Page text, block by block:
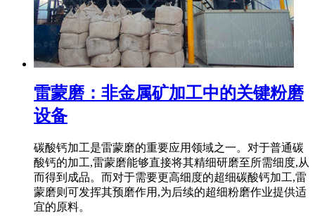
雷蒙磨：非金属矿加工中的关键粉磨
设备
碳酸钙加工是雷蒙磨的重要应用领域之一。对于普通碳
酸钙的加工,雷蒙磨能够直接将其精细研磨至所需细度,从
而得到成品。而对于需要更高细度的超细碳酸钙加工,雷
蒙磨则可发挥其预磨作用,为后续的超细粉磨作业提供适
宜的原料。